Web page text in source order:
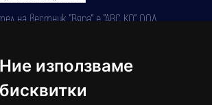
Ние използваме
бисквитки
на вестник "Вяра" е "АВС КО" ООД,
година.
Ботев" 43